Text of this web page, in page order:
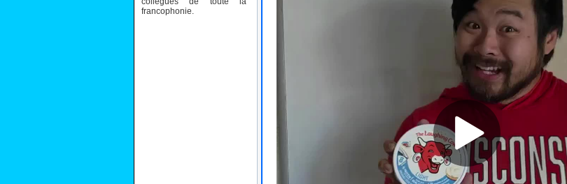
francophonie.